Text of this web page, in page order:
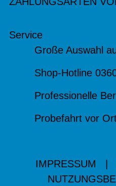
Service
Große Auswahl
Shop-Hotline
Professionelle
Probefahrt vor
IMPRESSUM